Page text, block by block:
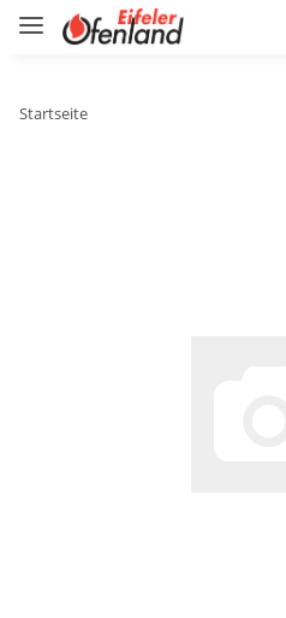
Startseite